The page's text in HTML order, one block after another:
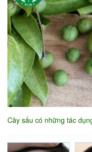
Cây sấu có những tác